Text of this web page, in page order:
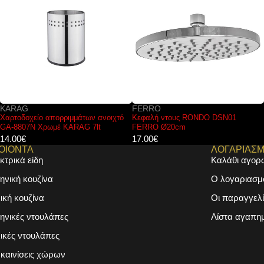
KARAG
Χαρτοδοχείο απορριμμάτων ανοιχτό
GA-8807N Χρωμέ KARAG 7lt
14.00€
FERRO
Κεφαλή ντους RONDO DSN01
FERRO Ø20cm
17.00€
είδη
κουζίνα
κουζίνα
ντουλάπες
ντουλάπες
χώρων
Καλάθι
Ο
Οι
Λίστα